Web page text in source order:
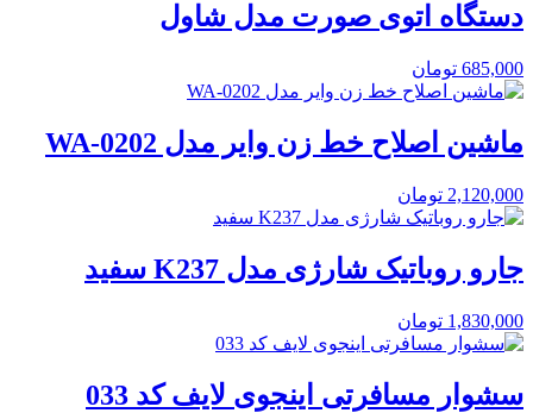
دستگاه اتوی صورت مدل شاول
685,000 تومان
ماشین اصلاح خط زن وایر مدل WA-0202
2,120,000 تومان
جارو روباتیک شارژی مدل K237 سفید
1,830,000 تومان
سشوار مسافرتی اینجوی لایف کد 033